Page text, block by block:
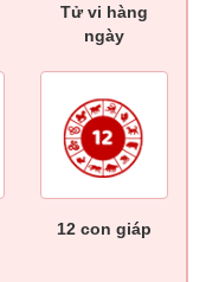
Tử vi hàng
ngày
12 con giáp